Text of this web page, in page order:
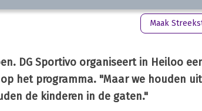
Maak
DG Sportivo organiseert in Heiloo
het programma. "Maar we houden
de kinderen in de gaten."